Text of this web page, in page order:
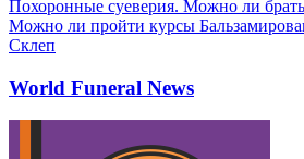
Похоронные суеверия. Можно ли
Можно ли пройти курсы
Склеп
World Funeral News